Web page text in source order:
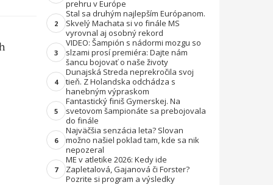
prehru v Európe
2
Stal sa druhým najlepším Európanom.
Skvelý Machata si vo finále MS
vyrovnal aj osobný rekord
3
VIDEO: Šampión s nádormi mozgu so
slzami prosí premiéra: Dajte nám
šancu bojovať o naše životy
4
Dunajská Streda neprekročila svoj
tieň. Z Holandska odchádza s
hanebným výpraskom
5
Fantastický finiš Gymerskej. Na
svetovom šampionáte sa prebojovala
do finále
6
Najväčšia senzácia leta? Slovan
možno našiel poklad tam, kde sa nik
nepozeral
7
ME v atletike 2026: Kedy ide
Zapletalová, Gajanová či Forster?
Pozrite si program a výsledky